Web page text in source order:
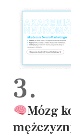
3.
Mózg